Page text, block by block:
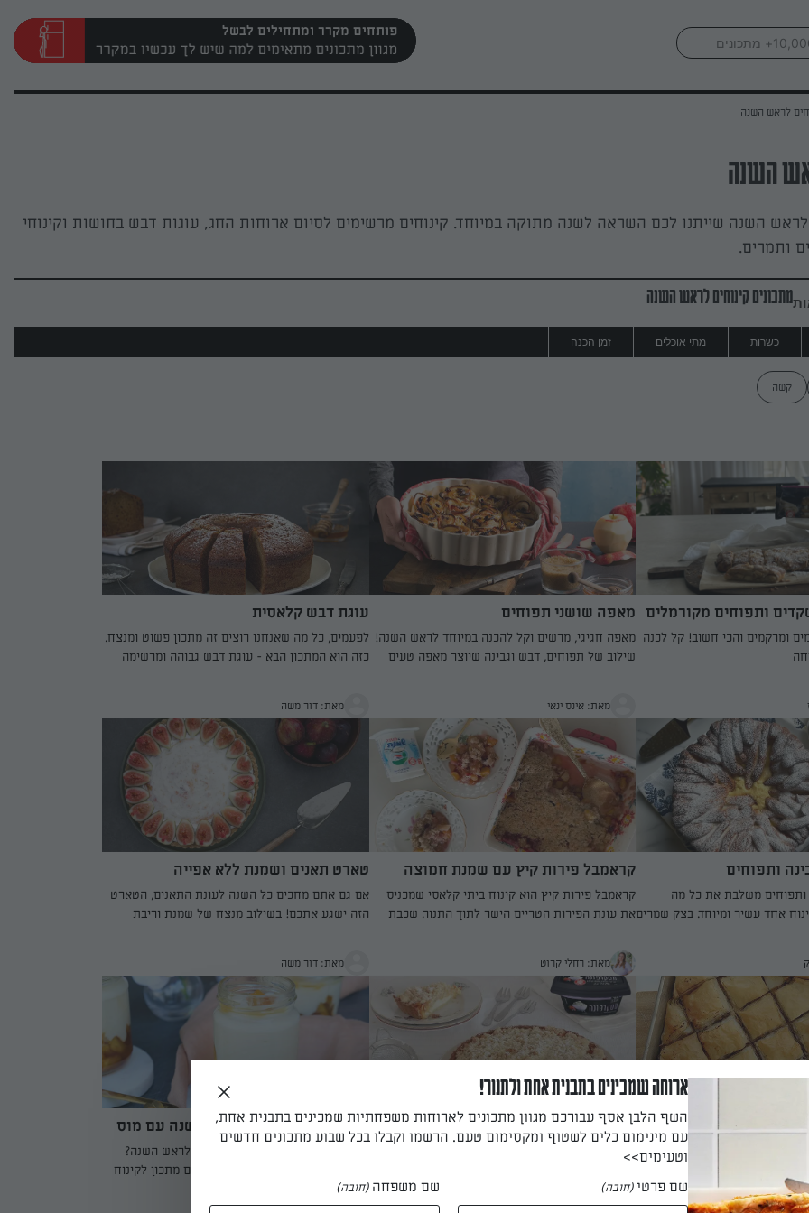
פותחים מקרר ומתחילים לבשל
לראש השנה
השנה
לראש השנה שייתנו לכם השראה לשנה מתוקה במיוחד. קינוחים מרשימים לסיום ארוחות החג, עוגות דבש בחושות וקינוחי
ותמרים.
מתכונים קינוחים לראש השנה
כשרות מתי אוכלים זמן הכנה
קשה
ותפוחים מקורמלים
ומרקמים והכי חשוב! קל לכנה
מאפה שושני תפוחים
מאפה חגיגי, מרשים וקל להכנה במיוחד לראש השנה!
שילוב של תפוחים, דבש וגבינה שיוצר מאפה טעים
מאת: אינס ינאי
עוגת דבש קלאסית
לפעמים, כל מה שאנחנו רוצים זה מתכון פשוט ומנצח.
כזה הוא המתכון הבא - עוגת דבש גבוהה ומרשימה
מאת: דור משה
ותפוחים
ותפוחים משלבת את כל מה
אחד עשיר ומיוחד. בצק שמרים
תפוחים מקורמלות עם סוכר
מתיקות טבעית ורעננות.
מהשילוב של שכבות הבצק עם
לעוגה חגיגית שמריחה נפלא
קירור קל, מפדרים באבקת סוכר
שמתאימה לאירוח, לחגים או
קראמבל פירות קיץ עם שמנת חמוצה
קראמבל פירות קיץ הוא קינוח ביתי קלאסי שמכניס
את עונת הפירות הטריים הישר לתוך התנור. שכבת
עם נגיעה של קינמון, והתוצאה היא שילוב מושלם בין
מתיקות, חמיצות ופריכות זהובה. מגישים אותו חם
מהתנור לצד שמנת חמוצה קרה שמוסיפה רעננות
ומאזנת את הטעמים. מתכון קל, זריז ומרשים שמאפשר
לשחק עם סוגי פירות שונים לפי מה שיש בבית –
ותמיד יוצר קינוח מפנק שכל המשפחה אוהבת.
מאת: רחלי קרוט
טארט תאנים ושמנת ללא אפייה
אם גם אתם מחכים כל השנה לעונת התאנים, הטארט
הזה ישגע אתכם! בשילוב מנצח של שמנת וריבת
מאת: דור משה
תפוחים ודבש
בגרסה מיוחדת לראש השנה:
וכנען, תפוחים ודבש
פאי גבינה ותפוחים
השילוב המושלם בין עוגת גבינה לפאי תפוחים! מתכון
חלבית חגיגית
קינוח כוסות פרווה לראש השנה עם מוס
וניל ותפוחים
מחפשים את קינוח הפרווה המושלם לראש השנה?
הגעתם למקום הנכון! יש לנו בשבילכם מתכון לקינוח
כוסות עם מוס וניל מושלם ושכבת תפוחים מקורמלים
ארוחה שמכינים בתבנית אחת ולתנור!
השף הלבן אסף עבורכם מגוון מתכונים לארוחות משפחתיות שמכינים בתבנית אחת,
עם מינימום כלים לשטוף ומקסימום טעם. הרשמו וקבלו בכל שבוע מתכונים חדשים
וטעימים>>
שם פרטי(חובה) שם משפחה (חובה)